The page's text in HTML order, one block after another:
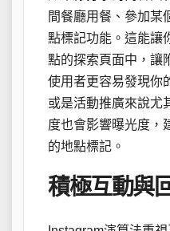
間餐廳用餐、參加某
點標記功能。這能讓
點的探索頁面中，讓
使用者更容易發現你
或是活動推廣來說尤
度也會影響曝光度，
的地點標記。
積極互動與